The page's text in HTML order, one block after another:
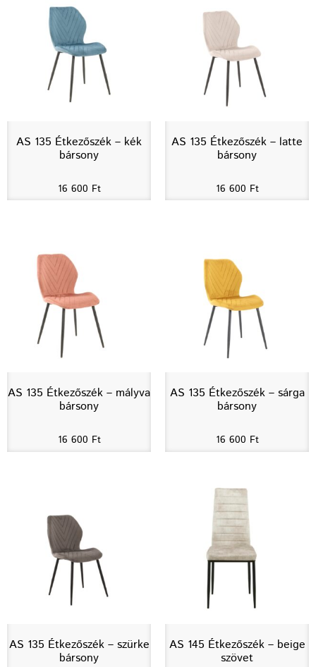
AS 135 Étkezőszék – kék
bársony
16 600 Ft
AS 135 Étkezőszék – latte
bársony
16 600 Ft
AS 135 Étkezőszék – mályva
bársony
16 600 Ft
AS 135 Étkezőszék – sárga
bársony
16 600 Ft
AS 135 Étkezőszék – szürke
bársony
AS 145 Étkezőszék – beige
szövet